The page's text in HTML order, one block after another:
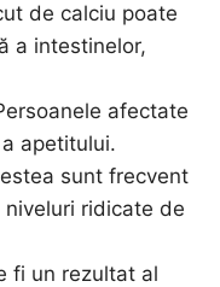
de calciu poate
a intestinelor,
afectate
apetitului.
sunt frecvent
ridicate de
fi un rezultat al